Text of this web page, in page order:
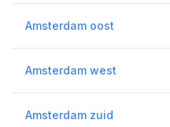
Amsterdam oost
Amsterdam west
Amsterdam zuid